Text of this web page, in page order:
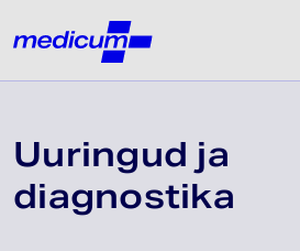
Medicum
Uuringud ja
diagnostika